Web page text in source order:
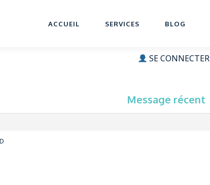
ACCUEIL SERVICES BLOG
SE CONNECTER
Message récent